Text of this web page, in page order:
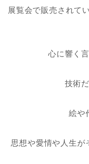
展覧会で販売されて
心に響く
技術
絵や
思想や愛情や人生が